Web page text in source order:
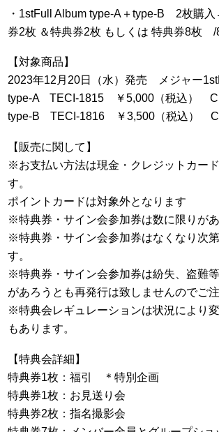
・1stFull Album type-A＋type-B 2枚購
券2枚 ＆特典券2枚 もしくは 特典券8枚 /
【対象商品】
2023年12月20日（水）発売 メジャー
type-A TECI-1815 ￥5,000（税込）
type-B TECI-1816 ￥3,500（税込）
【販売に関して】
※お支払い方法は現金・クレジットカー
す。
ポイントカードは対象外となります
※特典券・サイン会参加券は数に限りがあ
※特典券・サイン会参加券はなくなり次
す。
※特典券・サイン会参加券は紛失、盗難
があろうとも再発行は致しませんのでご注
※特典会レギュレーションは状況により
もあります。
【特典会詳細】
特典券1枚：福引 ＊特別企画
特典券1枚：お見送り会
特典券2枚：指名撮影会